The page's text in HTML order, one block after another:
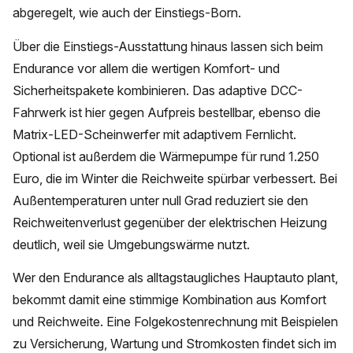
abgeregelt, wie auch der Einstiegs-Born.
Über die Einstiegs-Ausstattung hinaus lassen sich beim
Endurance vor allem die wertigen Komfort- und
Sicherheitspakete kombinieren. Das adaptive DCC-
Fahrwerk ist hier gegen Aufpreis bestellbar, ebenso die
Matrix-LED-Scheinwerfer mit adaptivem Fernlicht.
Optional ist außerdem die Wärmepumpe für rund 1.250
Euro, die im Winter die Reichweite spürbar verbessert. Bei
Außentemperaturen unter null Grad reduziert sie den
Reichweitenverlust gegenüber der elektrischen Heizung
deutlich, weil sie Umgebungswärme nutzt.
Wer den Endurance als alltagstaugliches Hauptauto plant,
bekommt damit eine stimmige Kombination aus Komfort
und Reichweite. Eine Folgekostenrechnung mit Beispielen
zu Versicherung, Wartung und Stromkosten findet sich im